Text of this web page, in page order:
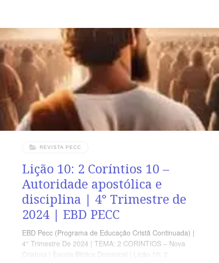
página. ORIENTAÇÃO PEDAGÓGICA Em 2 Coríntios 11
há 33 versos. Sugerimos começar a aula lendo, com os
alunos, 2 Coríntios 11.1-15 (2 a 3 min.). A
REVISTA PECC
Lição 10: 2 Coríntios 10 –
Autoridade apostólica e
disciplina | 4° Trimestre de
2024 | EBD PECC
EBD Pecc (Programa de Educação Cristã Continuada) |
4° Trimestre De 2024 | TEMA: 2 CORINTIOS – Nova
Criatura | Escola Biblica Dominical | Lição 10: 2